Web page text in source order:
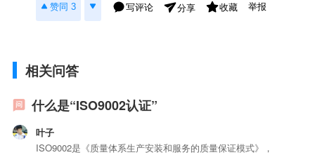
赞同 3 写评论 分享 收藏 举报
相关问答
什么是“ISO9002认证”
叶子
ISO9002是《质量体系生产安装和服务的质量保证模式》，